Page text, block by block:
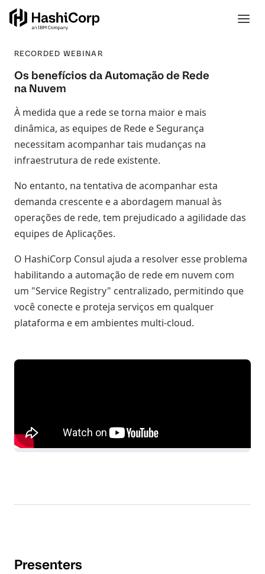
RECORDED WEBINAR
Os benefícios da Automação de Rede
na Nuvem
À medida que a rede se torna maior e mais
dinâmica, as equipes de Rede e Segurança
necessitam acompanhar tais mudanças na
infraestrutura de rede existente.
No entanto, na tentativa de acompanhar esta
demanda crescente e a abordagem manual às
operações de rede, tem prejudicado a agilidade das
equipes de Aplicações.
O HashiCorp Consul ajuda a resolver esse problema
habilitando a automação de rede em nuvem com
um "Service Registry" centralizado, permitindo que
você conecte e proteja serviços em qualquer
plataforma e em ambientes multi-cloud.
Presenters